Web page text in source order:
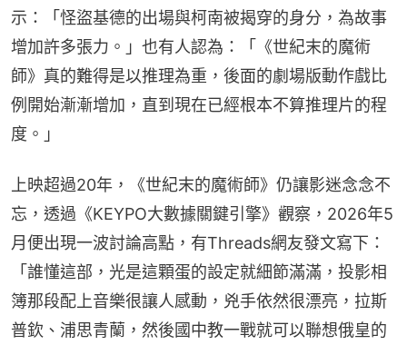
示：「怪盜基德的出場與柯南被揭穿的身分，為故事
增加許多張力。」也有人認為：「《世紀末的魔術
師》真的難得是以推理為重，後面的劇場版動作戲比
例開始漸漸增加，直到現在已經根本不算推理片的程
度。」
上映超過20年，《世紀末的魔術師》仍讓影迷念念不
忘，透過《KEYPO大數據關鍵引擎》觀察，2026年5
月便出現一波討論高點，有Threads網友發文寫下：
「誰懂這部，光是這顆蛋的設定就細節滿滿，投影相
簿那段配上音樂很讓人感動，兇手依然很漂亮，拉斯
普欽、浦思青蘭，然後國中教一戰就可以聯想俄皇的